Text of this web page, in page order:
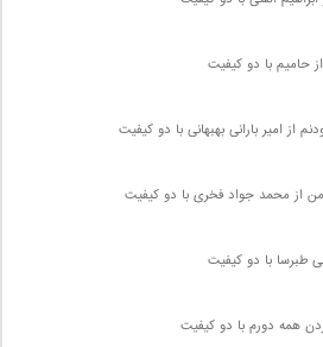
حامیم با دو کیفیت
از امیر بارانی بهبهانی با دو کیفیت
از محمد جواد فخری با دو کیفیت
طبرسا با دو کیفیت
همه دورم با دو کیفیت